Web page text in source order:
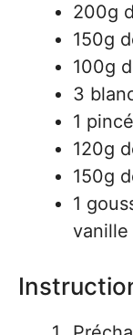
200g
150g
100g
3
1
120g
150g
1
vanille